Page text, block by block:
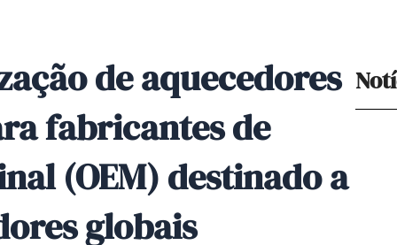
de aquecedores
fabricantes de
(OEM) destinado a
globais